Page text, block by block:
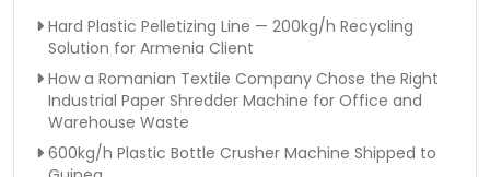
Hard Plastic Pelletizing Line — 200kg/h Recycling
Solution for Armenia Client
How a Romanian Textile Company Chose the Right
Industrial Paper Shredder Machine for Office and
Warehouse Waste
600kg/h Plastic Bottle Crusher Machine Shipped to